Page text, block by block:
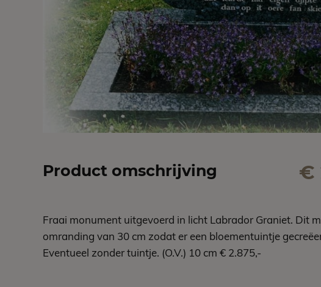
Product omschrijving €
Fraai monument uitgevoerd in licht Labrador Graniet. Dit
omranding van 30 cm zodat er een bloementuintje
Eventueel zonder tuintje. (O.V.) 10 cm € 2.875,-